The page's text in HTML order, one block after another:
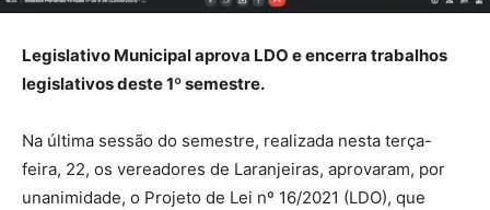
Legislativo Municipal aprova LDO e encerra trabalhos
legislativos deste 1º semestre.
Na última sessão do semestre, realizada nesta terça-
feira, 22, os vereadores de Laranjeiras, aprovaram, por
unanimidade, o Projeto de Lei nº 16/2021 (LDO), que